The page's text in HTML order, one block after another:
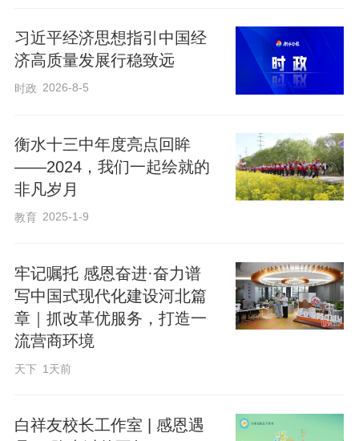
域率先突破，然后逐步带动其他行业。但
这一次，不是某个领域的单兵突破，而是
众多领域同时发力，相互支撑、交叉融
王树国说，这场革命正在向两个方向同时
拓展。一个是向外，人类的视野延伸到更
球内部；另一个是向内，科学家可以进入
微观世界，探究生命和物质的最底层规
律。“人类从来没有像今天这样，既能看得
更远，又能看得更细。”
打破。一个领域的突破，往往需要另一个
习近平经济思想指引中国经
济高质量发展行稳致远
时政 2026-8-5
衡水十三中年度亮点回眸
——2024，我们一起绘就的
非凡岁月
教育 2025-1-9
牢记嘱托 感恩奋进·奋力谱
写中国式现代化建设河北篇
章｜抓改革优服务，打造一
流营商环境
天下 1天前
白祥友校长工作室 | 感恩遇